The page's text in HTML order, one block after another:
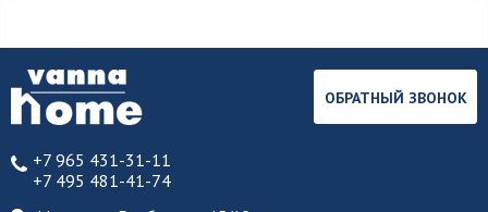
+7 965 431-31-11
+7 495 481-41-74
ОБРАТНЫЙ ЗВОНОК